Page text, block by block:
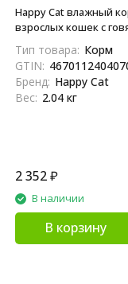
Happy Cat влажный
взрослых кошек с
паучи - 85 г х 24 шт
Тип товара: Корм
GTIN:
Бренд: Happy Cat
Вес: 2.04 кг
2 352₽
В наличии
В корзину